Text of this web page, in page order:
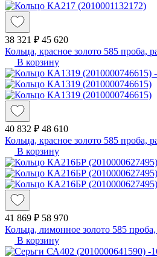
38 321 ₽ 45 620
Кольца, красное золото 585 проба,
В корзину
40 832 ₽ 48 610
Кольца, красное золото 585 проба,
В корзину
41 869 ₽ 58 970
Кольца, лимонное золото 585
В корзину
-